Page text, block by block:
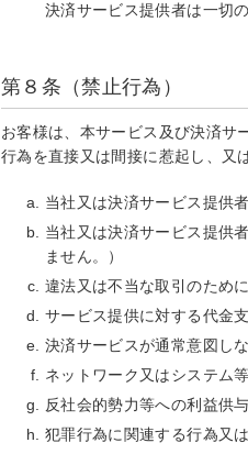
決済サービス提供者は一切
第８条（禁止行為）
お客様は、本サービス及び決済サ
行為を直接又は間接に惹起し、又
当社又は決済サービス提供
当社又は決済サービス提供
ません。）
違法又は不当な取引のため
サービス提供に対する代金
決済サービスが通常意図し
ネットワーク又はシステム
反社会的勢力等への利益供
犯罪行為に関連する行為又